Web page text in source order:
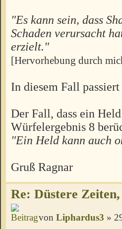
"Es kann sein, dass
Schaden verursacht
erzielt."
[Hervorhebung durch
In diesem Fall
Der Fall, dass ein
Würfelergebnis 8
"Ein Held kann auch
Gruß Ragnar
Re: Düstere
von Liphardus3 »